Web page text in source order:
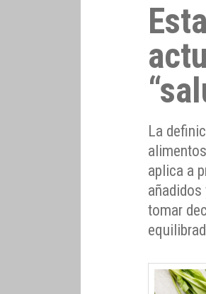
La
aplica a
tomar